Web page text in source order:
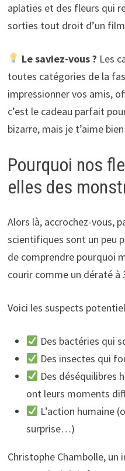
aplaties et des fleurs qui
sorties tout droit d’un
Le saviez-vous ? Les
toutes catégories de la
impressionner vos amis,
c’est le cadeau parfait
bizarre, mais je t’aime
Pourquoi nos
elles des
Alors là, accrochez-vous,
scientifiques sont un peu
de comprendre pourquoi
courir comme un dératé à
Voici les suspects
Des bactéries qui
Des insectes qui
Des déséquilibres
ont leurs moments
L’action humaine
surprise…)
Christophe Chambolle,